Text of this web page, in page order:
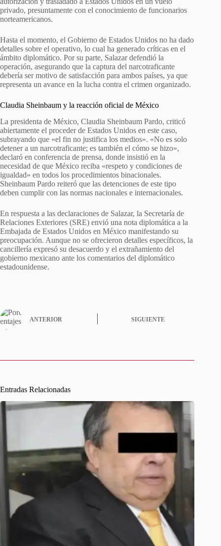
privado, presuntamente con el conocimiento de funcionarios
norteamericanos.
Hasta el momento, el Gobierno de Estados Unidos no ha dado
detalles sobre el operativo, lo cual ha generado críticas en el
ámbito diplomático. Por su parte, Salazar defendió la
operación, asegurando que la captura del narcotraficante
debería ser motivo de satisfacción para ambos países, ya que
representa un avance en la lucha contra el crimen organizado.
Claudia Sheinbaum y la reacción oficial de México
La presidenta de México, Claudia Sheinbaum Pardo, criticó
abiertamente el proceder de Estados Unidos en este caso,
subrayando que «el fin no justifica los medios». «No es solo
detener a un narcotraficante; es también el cómo se hizo»,
declaró en conferencia de prensa, donde insistió en la
necesidad de que México reciba «respeto y condiciones de
igualdad» en todos los procedimientos binacionales.
Sheinbaum Pardo reiteró que las detenciones de este tipo
deben cumplir con las normas nacionales e internacionales.
En respuesta a las declaraciones de Salazar, la Secretaría de
Relaciones Exteriores (SRE) envió una nota diplomática a la
Embajada de Estados Unidos en México manifestando su
preocupación. Aunque no se ofrecieron detalles específicos, la
cancillería expresó su desacuerdo y el extrañamiento del
gobierno mexicano ante los comentarios del diplomático
estadounidense.
ANTERIOR SIGUIENTE
Entradas Relacionadas